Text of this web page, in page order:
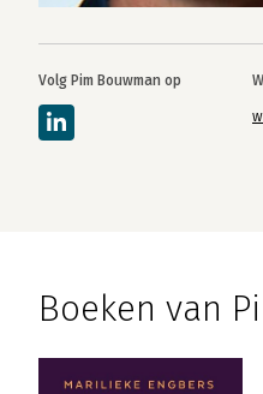
Volg Pim Bouwman op
Boeken van